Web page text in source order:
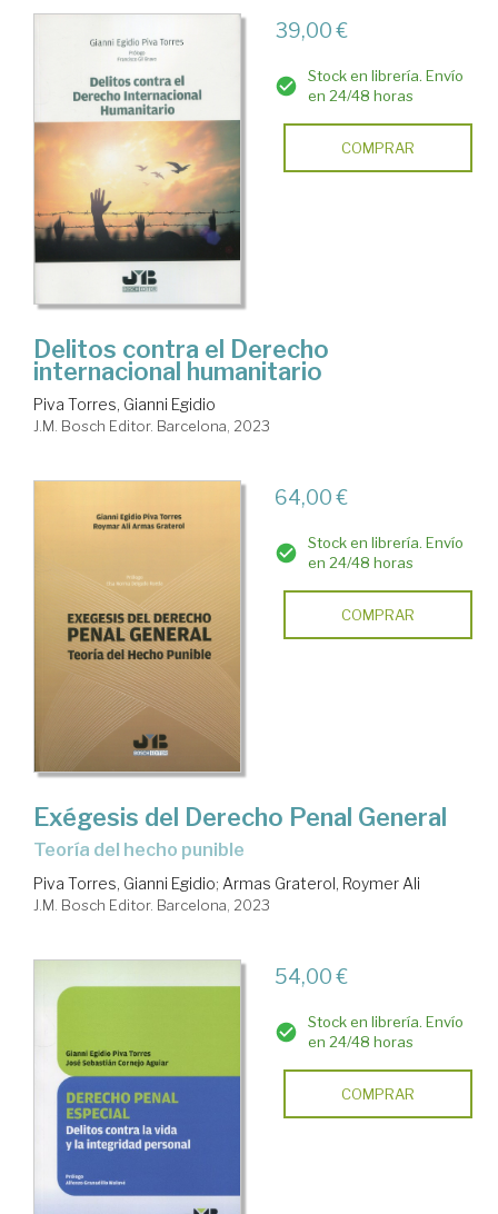
39,00 €
Stock en librería. Envío
en 24/48 horas
COMPRAR
Delitos contra el Derecho
internacional humanitario
Piva Torres, Gianni Egidio
J.M. Bosch Editor. Barcelona, 2023
64,00 €
Stock en librería. Envío
en 24/48 horas
COMPRAR
Exégesis del Derecho Penal General
Teoría del hecho punible
Piva Torres, Gianni Egidio; Armas Graterol, Roymer Ali
J.M. Bosch Editor. Barcelona, 2023
54,00 €
Stock en librería. Envío
en 24/48 horas
COMPRAR